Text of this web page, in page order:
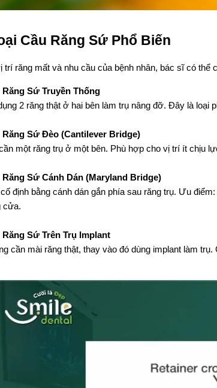
Cầu Răng Sứ Phổ Biến
trí răng mất và nhu cầu của bệnh nhân, bác sĩ có thể
Răng Sứ Truyền Thống
2 răng thật ở hai bên làm trụ nâng đỡ. Đây là loại
Răng Sứ Đèo (Cantilever Bridge)
một răng trụ ở một bên. Phù hợp cho vị trí ít chịu
Răng Sứ Cánh Dán (Maryland Bridge)
định bằng cánh dán gắn phía sau răng trụ. Ưu
cửa.
Răng Sứ Trên Trụ Implant
cần mài răng thật, thay vào đó dùng implant làm